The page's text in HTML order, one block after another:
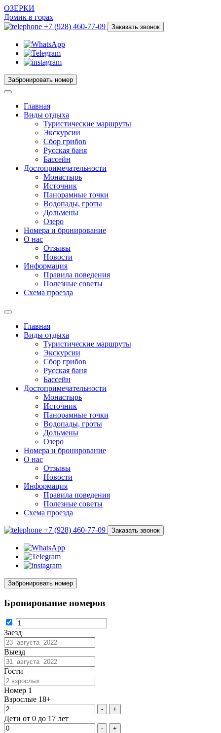
ОЗЕРКИ
Домик в горах
+7 (928) 460-77-09
Заказать звонок
Забронировать номер
Главная
Виды отдыха
Туристические маршруты
Экскурсии
Сбор грибов
Русская баня
Бассейн
Достопримечательности
Монастырь
Источник
Панорамные точки
Водопады, гроты
Дольмены
Озеро
Номера и бронирование
О нас
Отзывы
Новости
Информация
Правила поведения
Полезные советы
Схема проезда
Главная
Виды отдыха
Туристические маршруты
Экскурсии
Сбор грибов
Русская баня
Бассейн
Достопримечательности
Монастырь
Источник
Панорамные точки
Водопады, гроты
Дольмены
Озеро
Номера и бронирование
О нас
Отзывы
Новости
Информация
Правила поведения
Полезные советы
Схема проезда
+7 (928) 460-77-09 Заказать звонок
Забронировать номер
Бронирование номеров
Заезд
Выезд
Гости
Номер 1
Взрослые 18+
- +
Дети от 0 до 17 лет
-
+